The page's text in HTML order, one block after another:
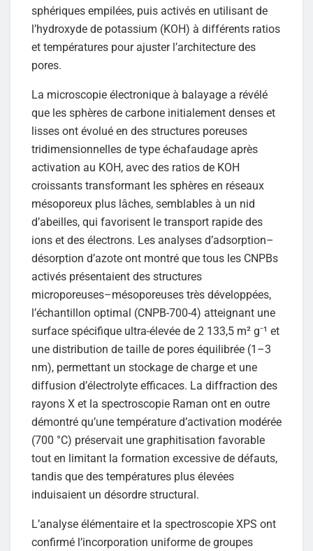
sphériques empilées, puis activés en utilisant de
l’hydroxyde de potassium (KOH) à différents ratios
et températures pour ajuster l’architecture des
pores.
La microscopie électronique à balayage a révélé
que les sphères de carbone initialement denses et
lisses ont évolué en des structures poreuses
tridimensionnelles de type échafaudage après
activation au KOH, avec des ratios de KOH
croissants transformant les sphères en réseaux
mésoporeux plus lâches, semblables à un nid
d’abeilles, qui favorisent le transport rapide des
ions et des électrons. Les analyses d’adsorption–
désorption d’azote ont montré que tous les CNPBs
activés présentaient des structures
microporeuses–mésoporeuses très développées,
l’échantillon optimal (CNPB-700-4) atteignant une
surface spécifique ultra-élevée de 2 133,5 m² g⁻¹ et
une distribution de taille de pores équilibrée (1–3
nm), permettant un stockage de charge et une
diffusion d’électrolyte efficaces. La diffraction des
rayons X et la spectroscopie Raman ont en outre
démontré qu’une température d’activation modérée
(700 °C) préservait une graphitisation favorable
tout en limitant la formation excessive de défauts,
tandis que des températures plus élevées
induisaient un désordre structural.
L’analyse élémentaire et la spectroscopie XPS ont
confirmé l’incorporation uniforme de groupes